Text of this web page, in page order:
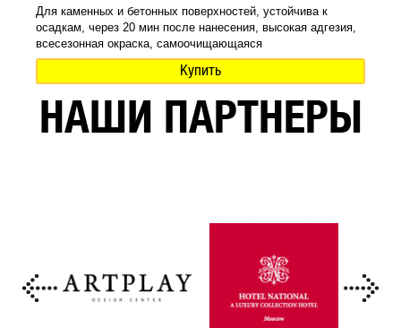
Для каменных и бетонных поверхностей, устойчива к
осадкам, через 20 мин после нанесения, высокая адгезия,
всесезонная окраска, самоочищающаяся
Купить
НАШИ ПАРТНЕРЫ